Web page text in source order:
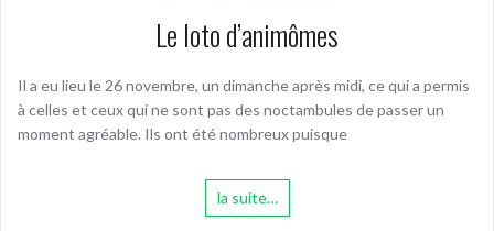
Le loto d’animômes
Il a eu lieu le 26 novembre, un dimanche après midi, ce qui a permis
à celles et ceux qui ne sont pas des noctambules de passer un
moment agréable. Ils ont été nombreux puisque
la suite…